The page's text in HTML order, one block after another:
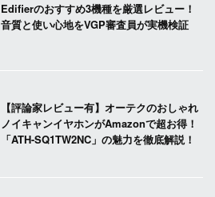
Edifierのおすすめ3機種を厳選レビュー！
音質と使い心地をVGP審査員が実機検証
【評論家レビュー有】オーテクのおしゃれ
ノイキャンイヤホンがAmazonで超お得！
「ATH-SQ1TW2NC」の魅力を徹底解説！